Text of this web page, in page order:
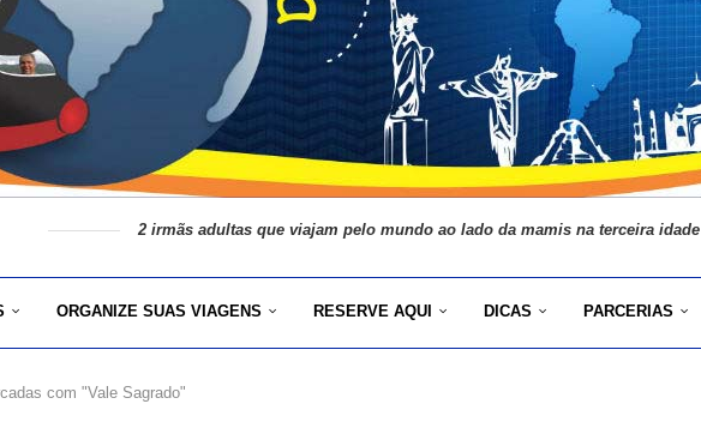
2 irmãs adultas que viajam pelo mundo ao lado da mamis na terceira idade
ORGANIZE SUAS VIAGENS RESERVE AQUI DICAS PARCERIAS
com "Vale Sagrado"